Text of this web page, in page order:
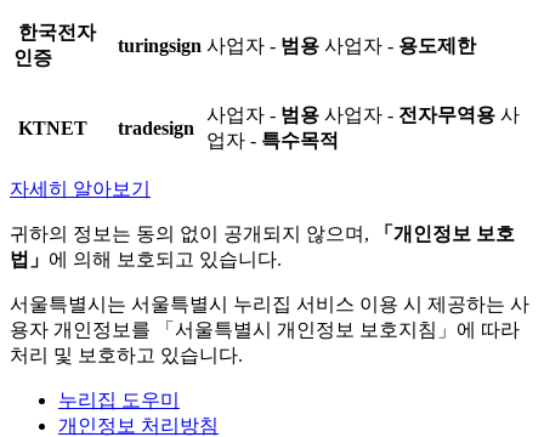
한국전자
인증
turingsign 사업자 - 범용 사업자 - 용도제한
KTNET tradesign
사업자 - 범용 사업자 - 전자무역용 사
업자 - 특수목적
자세히 알아보기
귀하의 정보는 동의 없이 공개되지 않으며,
「개인정보 보호
법」 에 의해 보호되고 있습니다.
서울특별시는 서울특별시 누리집 서비스 이용 시 제공하는 사
용자 개인정보를 「서울특별시 개인정보 보호지침」에 따라
처리 및 보호하고 있습니다.
누리집 도우미
개인정보 처리방침